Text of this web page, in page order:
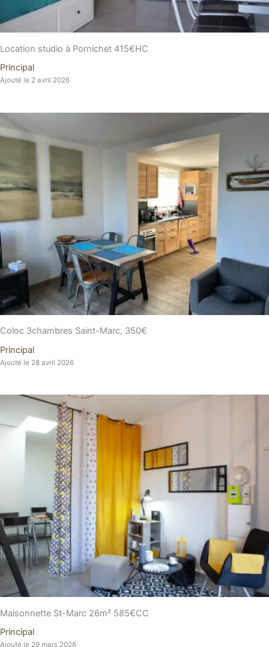
Location studio à Pornichet 415€HC
Principal
Ajouté le 2 avril 2026
Coloc 3chambres Saint-Marc, 350€
Principal
Ajouté le 28 avril 2026
Maisonnette St-Marc 26m² 585€CC
Principal
Ajouté le 29 mars 2026